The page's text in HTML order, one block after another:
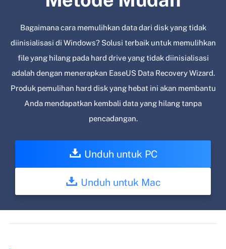
Bagaimana cara memulihkan data dari disk yang tidak
diinisialisasi di Windows? Solusi terbaik untuk memulihkan
file yang hilang pada hard drive yang tidak diinisialisasi
adalah dengan menerapkan EaseUS Data Recovery Wizard.
Produk pemulihan hard disk yang hebat ini akan membantu
Anda mendapatkan kembali data yang hilang tanpa
pencadangan.
Unduh untuk PC
Unduh untuk Mac